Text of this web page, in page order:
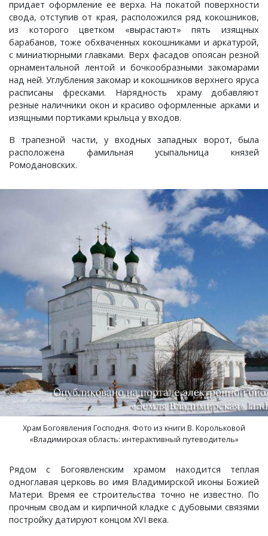
придает оформление ее верха. На покатой поверхности
свода, отступив от края, расположился ряд кокошников,
из которого цветком «вырастают» пять изящных
барабанов, тоже обхваченных кокошниками и аркатурой,
с миниатюрными главками. Верх фасадов опоясан резной
орнаментальной лентой и бочкообразными закомарами
над ней. Углубления закомар и кокошников верхнего яруса
расписаны фресками. Нарядность храму добавляют
резные наличники окон и красиво оформленные арками и
изящными портиками крыльца у входов.
В трапезной части, у входных западных ворот, была
расположена фамильная усыпальница князей
Ромодановских.
Храм Богоявления Господня. Фото из книги В. Корольковой
«Владимирская область: интерактивный путеводитель»
Рядом с Богоявленским храмом находится теплая
одноглавая церковь во имя Владимирской иконы Божией
Матери. Время ее строительства точно не известно. По
прочным сводам и кирпичной кладке с дубовыми связями
постройку датируют концом XVI века.
Ставрово, деревня
Станки, село
Степанцево, село
Ступицы, деревня
Тополевка, деревня
Хотиловка, деревня
Шатнево, деревня
Швариха, деревня
Ивашково, деревня
Ивишенье, деревня
Имени Артема, поселок
имени Горького, поселок
имени Красина, поселок
имени С. М. Кирова, поселок
Истомино, деревня
Каменово, деревня
Камешково, город
Карякино, деревня
Кижаны, деревня
Кирюшино, деревня
Коверино, село
Колосово, деревня
Константиновка, деревня
Краснознаменский, поселок
Овсянниково, деревня
Озерки, деревня
Осипово, село
Петровское, деревня
Пустынка, деревня
Ручьи, деревня
Санаторий имени Абельмана, поселок
Санниково, село
Сенино, деревня
Сергейцево, деревня
Смехра, деревня
Смолино, село
Тынцы, село
Федотово, деревня
Федуриха, деревня
Репино, село
Савково, деревня
Селино, деревня
Синжаны, село
Толстиково, деревня
Черсево, село
Южный, поселок
Хоробрицы, деревня
Чаадаево, село
Сушнево-1, поселок
Спасское, село
Ставрово, поселок
Ундол, село
Фетинино, село
Чижово, деревня
Хохловка, деревня
Языково, село
Спасское, село
Суздаль, город
Суромна, село
Сущево, деревня
Филиппуши, деревня
Якиманское, село
Янево, село
Чураково, деревня
Шихобалово, село
Энтузиаст, село
Юрьев-Польский, город